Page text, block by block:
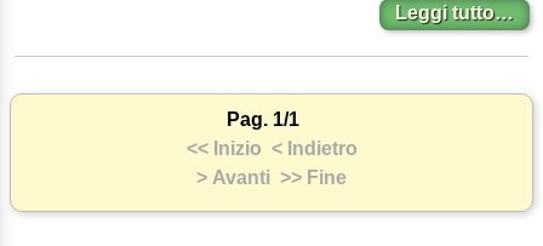
Leggi tutto…
Pag. 1/1
<< Inizio < Indietro
> Avanti >> Fine